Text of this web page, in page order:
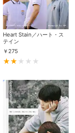
Heart Stain／ハート・ス
テイン
￥ 275